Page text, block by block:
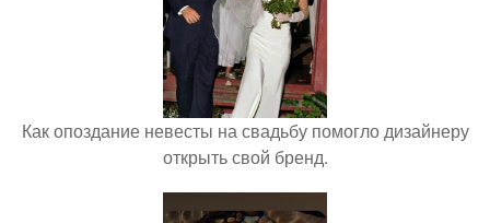
Как опоздание невесты на свадьбу помогло дизайнеру
открыть свой бренд.